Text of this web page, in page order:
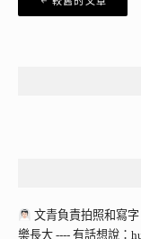
章
文青負責拍照和寫字
樂長大 ---- 有話想說：